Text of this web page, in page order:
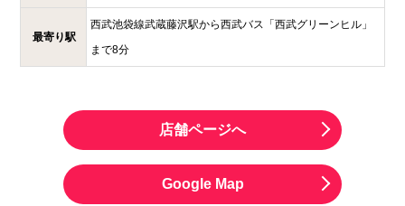
最寄り駅
西武池袋線武蔵藤沢駅から西武バス「西武グリーンヒル」
まで8分
店舗ページへ
Google Map